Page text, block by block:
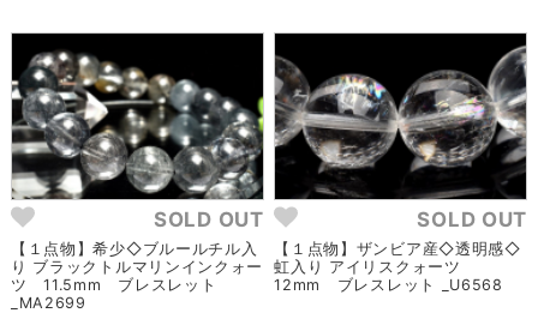
SOLD OUT
【１点物】希少◇ブルールチル入
り ブラックトルマリンインクォー
ツ 11.5mm ブレスレット
_MA2699
SOLD OUT
【１点物】ザンビア産◇透明感◇
虹入り アイリスクォーツ
12mm ブレスレット _U6568